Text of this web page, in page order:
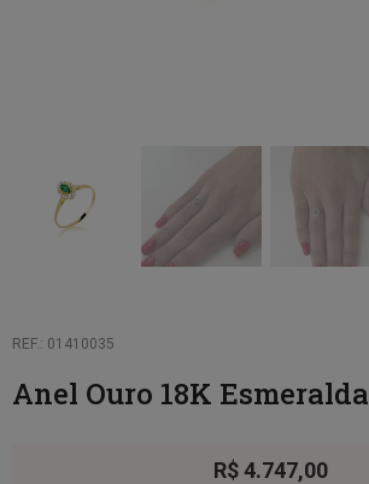
REF.: 01410035
Anel Ouro 18K Esmeralda
R$4.747,00